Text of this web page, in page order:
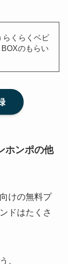
らくらくベビ
のもらい
ホンポの他
けの無料プ
ドはたくさ
。